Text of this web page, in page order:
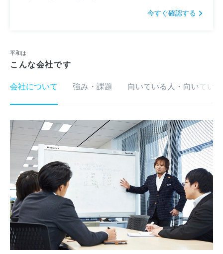
今すぐ確認する
平和は
こんな会社です
会社について
強み・課題 向いている人・向いてい